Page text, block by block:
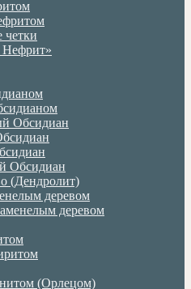
Нефрит»
Обсидиан
Обсидиан
(Дендролит)
деревом
деревом
(Орлецом)